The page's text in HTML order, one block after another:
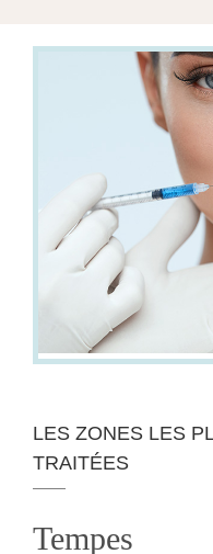
LES ZONES LES
TRAITÉES
Tempes